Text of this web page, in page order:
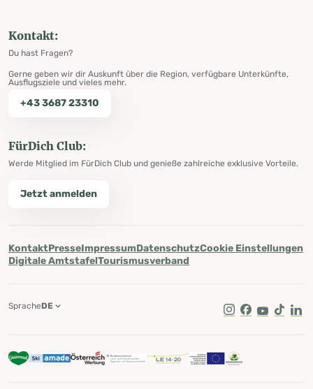
Kontakt:
Du hast Fragen?
Gerne geben wir dir Auskunft über die Region, verfügbare Unterkünfte,
Ausflugsziele und vieles mehr.
+43 3687 23310
FürDich Club:
Werde Mitglied im FürDich Club und genieße zahlreiche exklusive Vorteile.
Jetzt anmelden
KontaktPresseImpressumDatenschutzCookie Einstellungen
Digitale AmtstafelTourismusverband
Instagram
Facebook
Youtube
Tik Tok
SpracheDE